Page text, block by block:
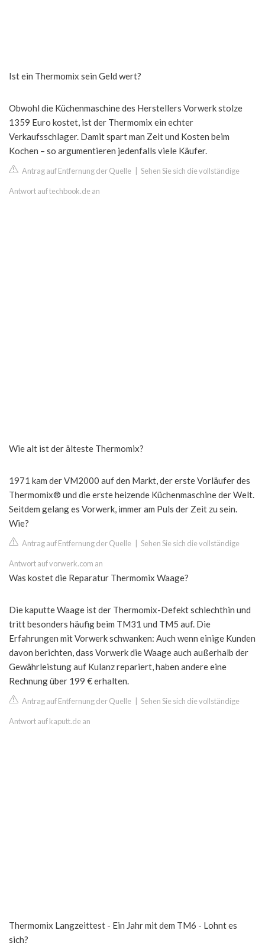
Ist ein Thermomix sein Geld wert?
Obwohl die Küchenmaschine des Herstellers Vorwerk stolze
1359 Euro kostet, ist der Thermomix ein echter
Verkaufsschlager. Damit spart man Zeit und Kosten beim
Kochen – so argumentieren jedenfalls viele Käufer.
Antrag auf Entfernung der Quelle Sehen Sie sich die vollständige
Antwort auf techbook.de an
Wie alt ist der älteste Thermomix?
1971 kam der VM2000 auf den Markt, der erste Vorläufer des
Thermomix® und die erste heizende Küchenmaschine der Welt.
Seitdem gelang es Vorwerk, immer am Puls der Zeit zu sein.
Wie?
Antrag auf Entfernung der Quelle Sehen Sie sich die vollständige
Antwort auf vorwerk.com an
Was kostet die Reparatur Thermomix Waage?
Die kaputte Waage ist der Thermomix-Defekt schlechthin und
tritt besonders häufig beim TM31 und TM5 auf. Die
Erfahrungen mit Vorwerk schwanken: Auch wenn einige Kunden
davon berichten, dass Vorwerk die Waage auch außerhalb der
Gewährleistung auf Kulanz repariert, haben andere eine
Rechnung über 199 € erhalten.
Antrag auf Entfernung der Quelle Sehen Sie sich die vollständige
Antwort auf kaputt.de an
Thermomix Langzeittest - Ein Jahr mit dem TM6 - Lohnt es
sich?